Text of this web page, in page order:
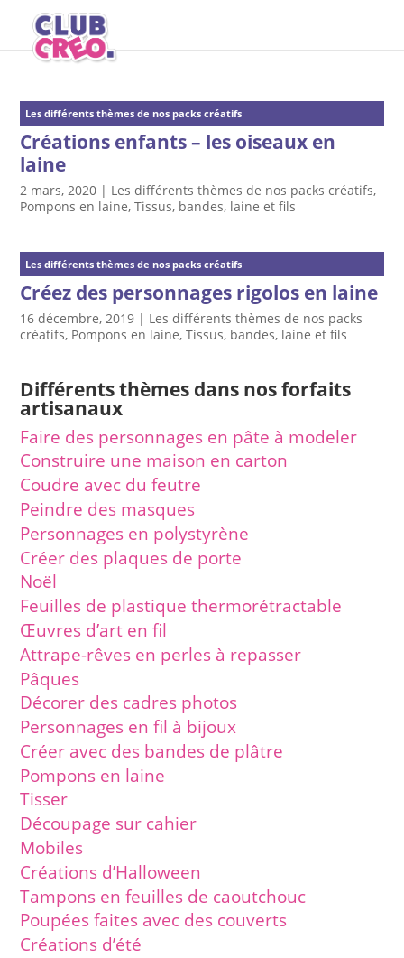
Les différents thèmes de nos packs créatifs
Créations enfants – les oiseaux en
laine
2 mars, 2020 | Les différents thèmes de nos packs créatifs,
Pompons en laine,Tissus, bandes, laine et fils
Les différents thèmes de nos packs créatifs
Créez des personnages rigolos en laine
16 décembre, 2019 | Les différents thèmes de nos packs
créatifs, Pompons en laine,Tissus, bandes, laine et fils
Différents thèmes dans nos forfaits
artisanaux
Faire des personnages en pâte à modeler
Construire une maison en carton
Coudre avec du feutre
Peindre des masques
Personnages en polystyrène
Créer des plaques de porte
Noël
Feuilles de plastique thermorétractable
Œuvres d’art en fil
Attrape-rêves en perles à repasser
Pâques
Décorer des cadres photos
Personnages en fil à bijoux
Créer avec des bandes de plâtre
Pompons en laine
Tisser
Découpage sur cahier
Mobiles
Créations d’Halloween
Tampons en feuilles de caoutchouc
Poupées faites avec des couverts
Créations d’été